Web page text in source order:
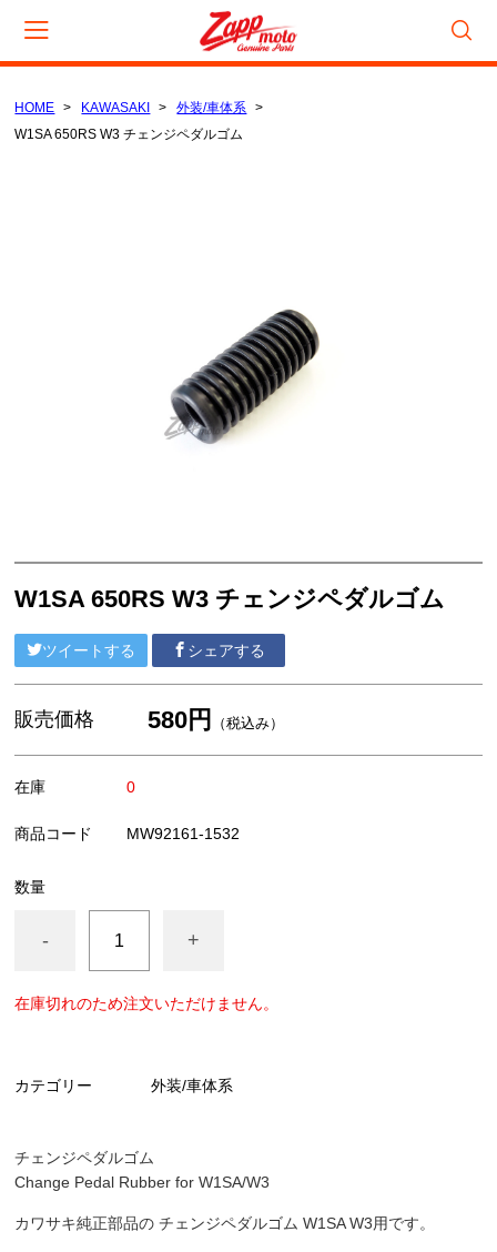
陸王
YAMAHA
アパレル/アクセサリー
HOME KAWASAKI
外装/車体系
W1SA 650RS W3 チェンジペダルゴム
W1SA 650RS W3 チェンジペダルゴム
ツイートする シェアする
販売価格 580円 （税込み）
在庫 0
商品コード MW92161-1532
数量
- +
在庫切れのため注文いただけません。
カテゴリー 外装/車体系
チェンジペダルゴム
Change Pedal Rubber for W1SA/W3
カワサキ純正部品の チェンジペダルゴム W1SA W3用です。